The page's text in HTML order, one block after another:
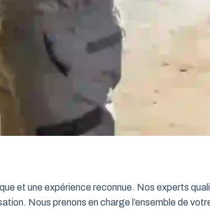
et une expérience reconnue. Nos experts
Nous prenons en charge l’ensemble de